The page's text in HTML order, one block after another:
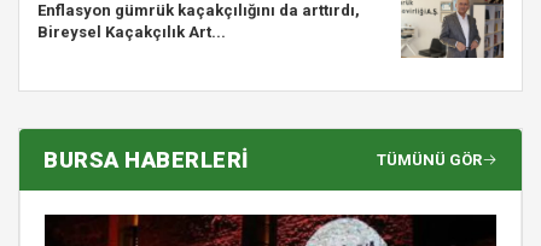
Enflasyon gümrük kaçakçılığını da arttırdı,
Bireysel Kaçakçılık Art...
BURSA HABERLERİ TÜMÜNÜ GÖR